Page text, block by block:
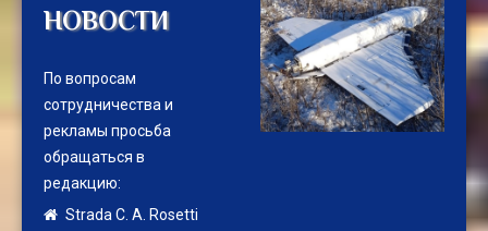
НОВОСТИ
По вопросам
сотрудничества и
рекламы просьба
обращаться в
редакцию:
Strada C. A. Rosetti